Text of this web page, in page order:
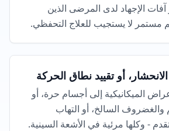
آفات الإجهاد لدى المرضى الذين
مستمر لا يستجيب للعلاج التحفظي.
الانحشار، أو تقييد نطاق الحركة
الميكانيكية إلى أجسام حرة، أو
والغضروف السالخ، أو التهاب
- وكلها مرئية في الأشعة السينية.